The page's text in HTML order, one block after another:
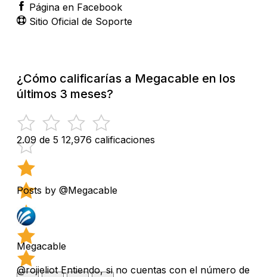
Página en Facebook
Sitio Oficial de Soporte
¿Cómo calificarías a Megacable en los
últimos 3 meses?
2.09 de 5 12,976 calificaciones
Posts by @Megacable
Megacable
@rojieliot Entiendo, si no cuentas con el número de